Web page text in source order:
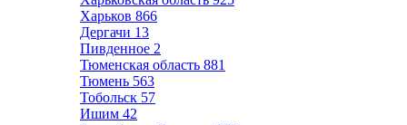
Харьков 866
Дергачи 13
Пивденное 2
Тюменская область 881
Тюмень 563
Тобольск 57
Ишим 42